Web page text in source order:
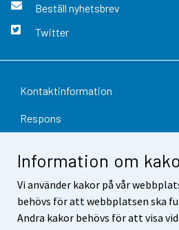
Information om
Vi använder kakor på vår
behövs för att webbplatsen ska
Andra kakor behövs för att visa
Beställ nyhetsbrev
Twitter
Kontaktinformation
Respons
Tillgänglighet